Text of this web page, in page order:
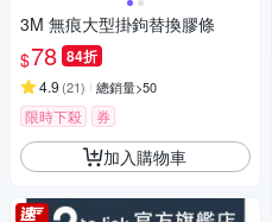
3M 無痕大型掛鉤替換膠條
$78 84折
4.9 (21) 總銷量>50
限時下殺 券
加入購物車